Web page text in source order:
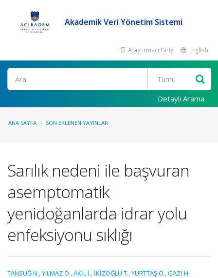
Akademik Veri Yönetim Sistemi
Araştırmacı Girişi English
Ara
Detaylı Arama
ANA SAYFA SON EKLENEN YAYINLAR
Sarılık nedeni ile başvuran
asemptomatik
yenidoğanlarda idrar yolu
enfeksiyonu sıklığı
TANSUĞ N.,YILMAZ Ö.,AKİL İ., İKİZOĞLU T.,YURTTAŞ Ö.,GAZİ H.